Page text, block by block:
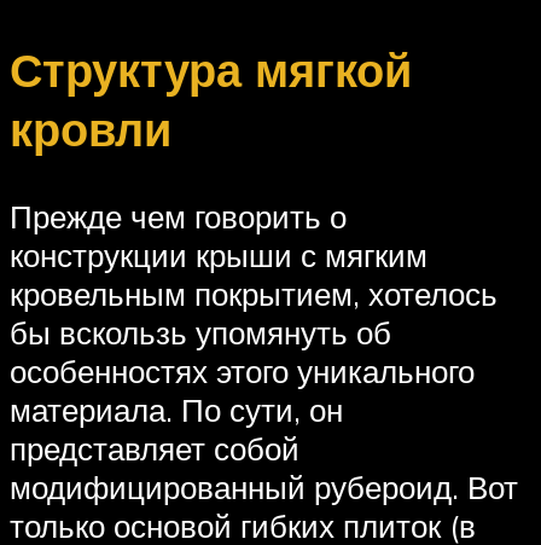
Структура мягкой
кровли
Прежде чем говорить о
конструкции крыши с мягким
кровельным покрытием, хотелось
бы вскользь упомянуть об
особенностях этого уникального
материала. По сути, он
представляет собой
модифицированный рубероид. Вот
только основой гибких плиток (в